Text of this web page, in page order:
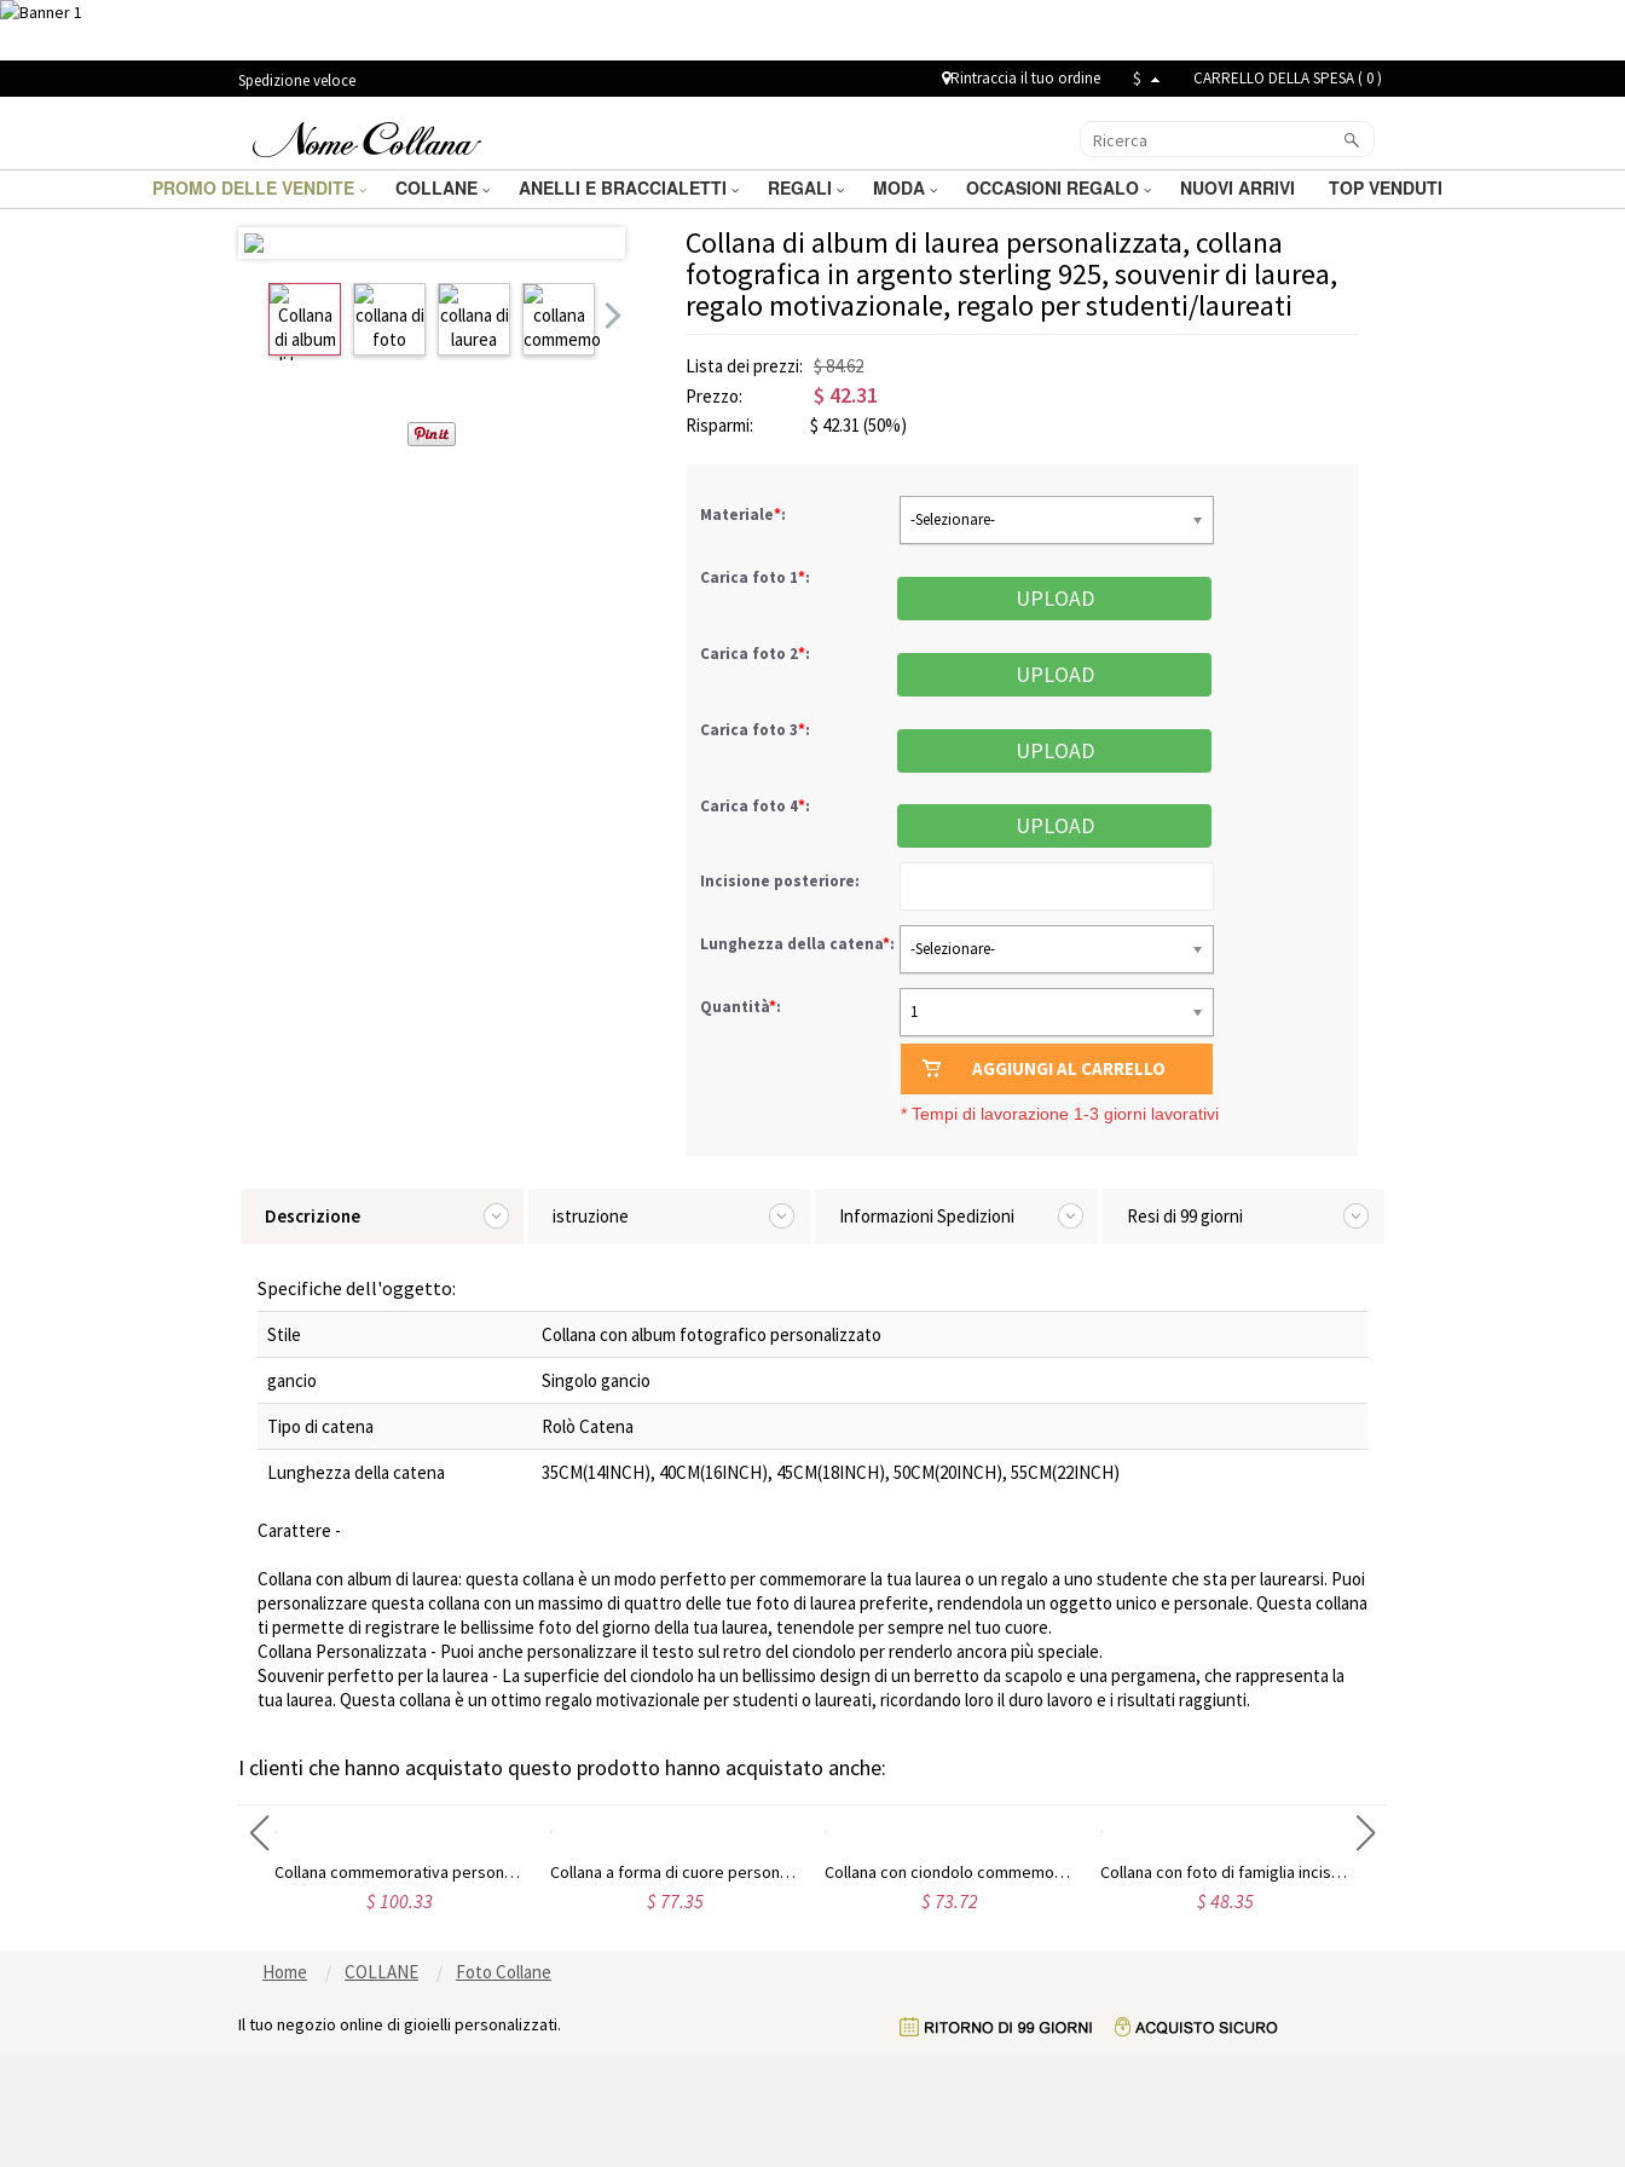
Spedizione veloce Rintraccia il tuo ordine $ CARRELLO DELLA SPESA (0)
PROMO DELLE VENDITE COLLANE ANELLI E BRACCIALETTI REGALI MODA OCCASIONI REGALO NUOVI ARRIVI TOP VENDUTI
Collana di album di laurea personalizzata, collana
fotografica in argento sterling 925, souvenir di laurea,
regalo motivazionale, regalo per studenti/laureati
Lista dei prezzi: $ 84.62
Prezzo:
$ 42.31
Risparmi: $ 42.31 (50%)
Materiale*: -Selezionare-
Carica foto 1*:
UPLOAD
Carica foto 2*:
UPLOAD
Carica foto 3*:
UPLOAD
Carica foto 4*:
UPLOAD
Incisione posteriore:
Lunghezza della catena*: -Selezionare-
Quantità*: 1
AGGIUNGI AL CARRELLO
* Tempi di lavorazione 1-3 giorni lavorativi
Descrizione istruzione Informazioni Spedizioni Resi di 99 giorni
Specifiche dell'oggetto:
Stile
Collana con album fotografico personalizzato
gancio
Singolo gancio
Tipo di catena
Rolò Catena
Lunghezza della catena
35CM(14INCH), 40CM(16INCH), 45CM(18INCH), 50CM(20INCH), 55CM(22INCH)
Carattere -
Collana con album di laurea: questa collana è un modo perfetto per commemorare la tua laurea o un regalo a uno studente che sta per laurearsi. Puoi
personalizzare questa collana con un massimo di quattro delle tue foto di laurea preferite, rendendola un oggetto unico e personale. Questa collana
ti permette di registrare le bellissime foto del giorno della tua laurea, tenendole per sempre nel tuo cuore.
Collana Personalizzata - Puoi anche personalizzare il testo sul retro del ciondolo per renderlo ancora più speciale.
Souvenir perfetto per la laurea - La superficie del ciondolo ha un bellissimo design di un berretto da scapolo e una pergamena, che rappresenta la
tua laurea. Questa collana è un ottimo regalo motivazionale per studenti o laureati, ricordando loro il duro lavoro e i risultati raggiunti.
I clienti che hanno acquistato questo prodotto hanno acquistato anche:
Collana commemorativa personalizzata con incisione fotografica
$ 100.33
Collana a forma di cuore personalizzata con foto incisa e nome, regalo per la festa della mamma, il compleanno o l'anniversario per lei, la famiglia o gli amici.
$ 77.35
Collana con ciondolo commemorativo a forma di cuore in argento sterling
$ 73.72
Collana con foto di famiglia incisa in acciaio titanio per padre
$ 48.35
Home COLLANE Foto Collane
Il tuo negozio online di gioielli personalizzati.